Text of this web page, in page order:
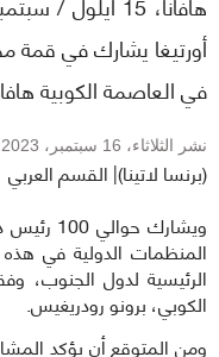
في العاصمة الكوبية
نشر الثلاثاء، 16 سبتمبر، 2023
(برنسا لاتينا)| القسم العربي
ويشارك
المنظمات الدولية في
الرئيسية لدول الجنوب،
الكوبي، برونو رودريغيس.
ومن المتوقع أن يؤكد